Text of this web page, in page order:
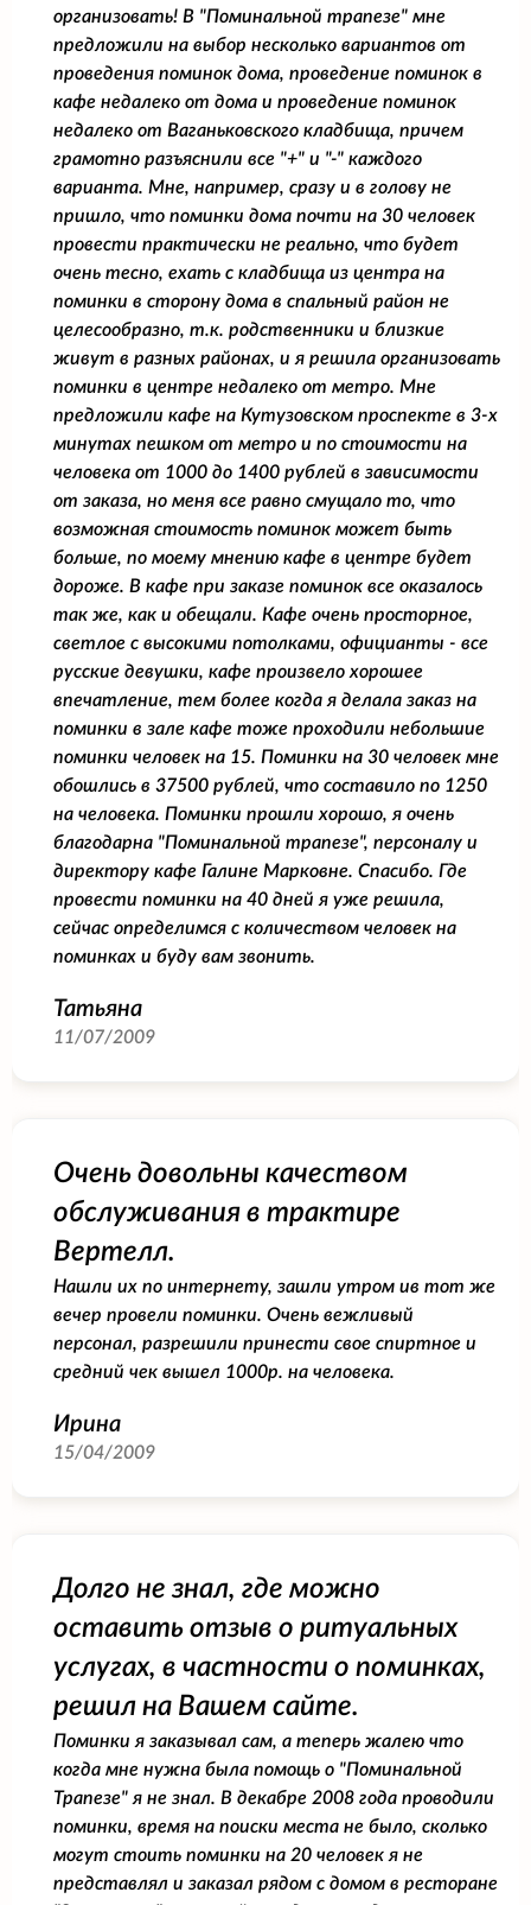
организовать! В "Поминальной трапезе" мне
предложили на выбор несколько вариантов от
проведения поминок дома, проведение поминок в
кафе недалеко от дома и проведение поминок
недалеко от Ваганьковского кладбища, причем
грамотно разъяснили все "+" и "-" каждого
варианта. Мне, например, сразу и в голову не
пришло, что поминки дома почти на 30 человек
провести практически не реально, что будет
очень тесно, ехать с кладбища из центра на
поминки в сторону дома в спальный район не
целесообразно, т.к. родственники и близкие
живут в разных районах, и я решила организовать
поминки в центре недалеко от метро. Мне
предложили кафе на Кутузовском проспекте в 3-х
минутах пешком от метро и по стоимости на
человека от 1000 до 1400 рублей в зависимости
от заказа, но меня все равно смущало то, что
возможная стоимость поминок может быть
больше, по моему мнению кафе в центре будет
дороже. В кафе при заказе поминок все оказалось
так же, как и обещали. Кафе очень просторное,
светлое с высокими потолками, официанты - все
русские девушки, кафе произвело хорошее
впечатление, тем более когда я делала заказ на
поминки в зале кафе тоже проходили небольшие
поминки человек на 15. Поминки на 30 человек мне
обошлись в 37500 рублей, что составило по 1250
на человека. Поминки прошли хорошо, я очень
благодарна "Поминальной трапезе", персоналу и
директору кафе Галине Марковне. Спасибо. Где
провести поминки на 40 дней я уже решила,
сейчас определимся с количеством человек на
поминках и буду вам звонить.
Татьяна
11/07/2009
Очень довольны качеством
обслуживания в трактире
Вертелл.
Нашли их по интернету, зашли утром ив тот же
вечер провели поминки. Очень вежливый
персонал, разрешили принести свое спиртное и
средний чек вышел 1000р. на человека.
Ирина
15/04/2009
Долго не знал, где можно
оставить отзыв о ритуальных
услугах, в частности о поминках,
решил на Вашем сайте.
Поминки я заказывал сам, а теперь жалею что
когда мне нужна была помощь о "Поминальной
Трапезе" я не знал. В декабре 2008 года проводили
поминки, время на поиски места не было, сколько
могут стоить поминки на 20 человек я не
представлял и заказал рядом с домом в ресторане